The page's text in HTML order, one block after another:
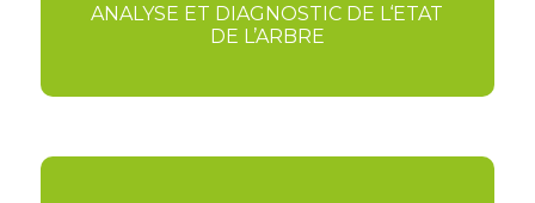
ANALYSE ET DIAGNOSTIC DE L‘ETAT
DE L’ARBRE